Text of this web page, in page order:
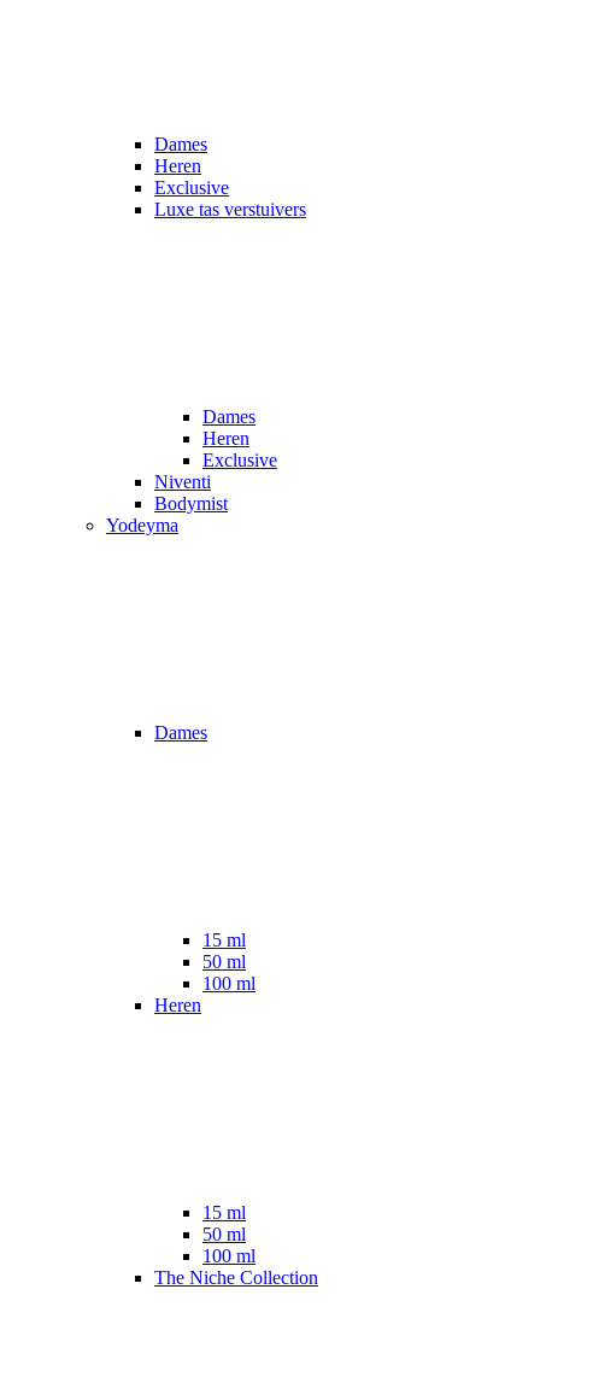
Dames
Heren
Exclusive
Luxe tas verstuivers
Dames
Heren
Exclusive
Niventi
Bodymist
Yodeyma
Dames
15 ml
50 ml
100 ml
Heren
15 ml
50 ml
100 ml
The Niche Collection